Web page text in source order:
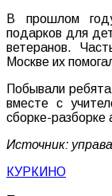
В прошлом
подарков для
ветеранов.
Москве их
Побывали
вместе с
сборке-
Источник:
КУРКИНО